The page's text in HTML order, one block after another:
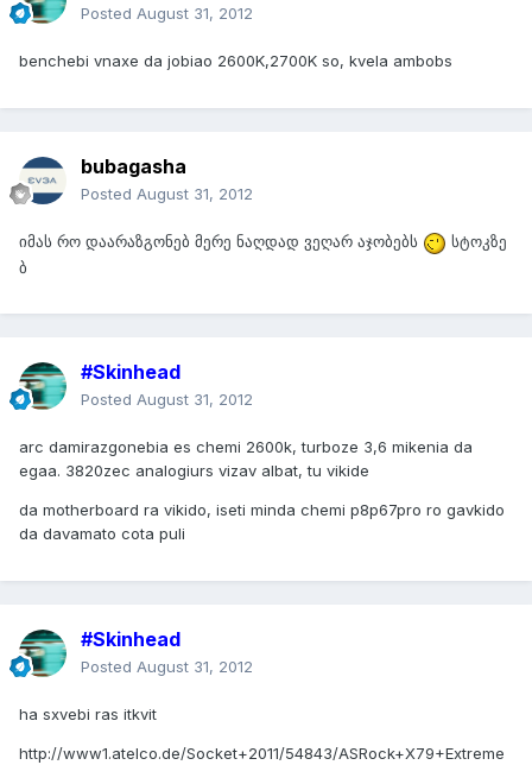
Posted August 31, 2012
benchebi vnaxe da jobiao 2600K,2700K so, kvela ambobs
bubagasha
Posted August 31, 2012
იმას რო დაარაზგონებ მერე ნაღდად ვეღარ აჯობებს
სტოკზე
ბ
#Skinhead
Posted August 31, 2012
arc damirazgonebia es chemi 2600k, turboze 3,6 mikenia da
egaa. 3820zec analogiurs vizav albat, tu vikide
da motherboard ra vikido, iseti minda chemi p8p67pro ro gavkido
da davamato cota puli
#Skinhead
Posted August 31, 2012
ha sxvebi ras itkvit
http://www1.atelco.de/Socket+2011/54843/ASRock+X79+Extreme